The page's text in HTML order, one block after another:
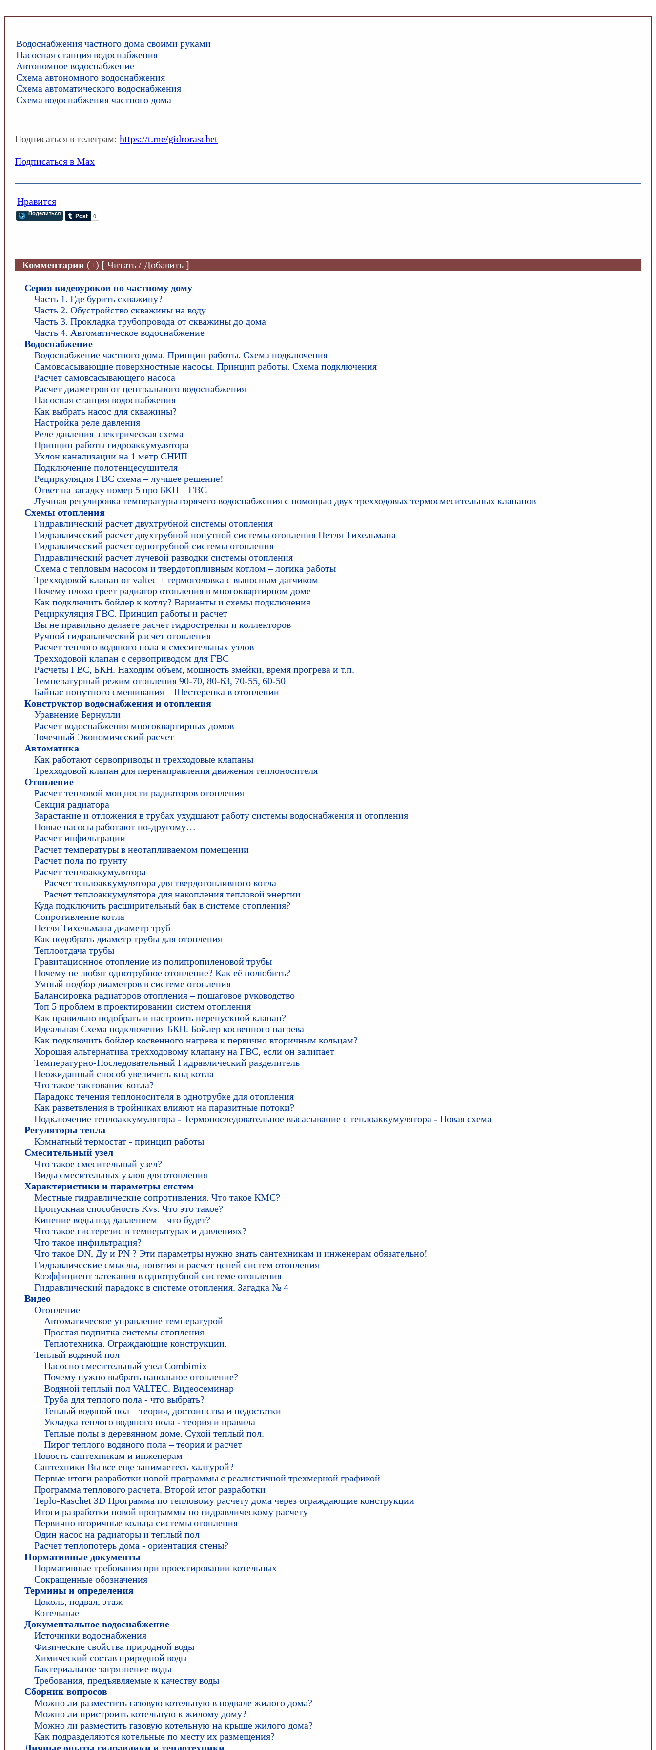
Водоснабжения частного дома своими руками
Насосная станция водоснабжения
Автономное водоснабжение
Схема автономного водоснабжения
Схема автоматического водоснабжения
Схема водоснабжения частного дома
Подписаться в телеграм: https://t.me/gidroraschet
Подписаться в Max
Нравится
Поделиться
Комментарии (+) [ Читать / Добавить ]
Серия видеоуроков по частному дому
Часть 1. Где бурить скважину?
Часть 2. Обустройство скважины на воду
Часть 3. Прокладка трубопровода от скважины до дома
Часть 4. Автоматическое водоснабжение
Водоснабжение
Водоснабжение частного дома. Принцип работы. Схема подключения
Самовсасывающие поверхностные насосы. Принцип работы. Схема подключения
Расчет самовсасывающего насоса
Расчет диаметров от центрального водоснабжения
Насосная станция водоснабжения
Как выбрать насос для скважины?
Настройка реле давления
Реле давления электрическая схема
Принцип работы гидроаккумулятора
Уклон канализации на 1 метр СНИП
Подключение полотенцесушителя
Рециркуляция ГВС схема – лучшее решение!
Ответ на загадку номер 5 про БКН – ГВС
Лучшая регулировка температуры горячего водоснабжения с помощью двух трехходовых термосмесительных клапанов
Схемы отопления
Гидравлический расчет двухтрубной системы отопления
Гидравлический расчет двухтрубной попутной системы отопления Петля Тихельмана
Гидравлический расчет однотрубной системы отопления
Гидравлический расчет лучевой разводки системы отопления
Схема с тепловым насосом и твердотопливным котлом – логика работы
Трехходовой клапан от valtec + термоголовка с выносным датчиком
Почему плохо греет радиатор отопления в многоквартирном доме
Как подключить бойлер к котлу? Варианты и схемы подключения
Рециркуляция ГВС. Принцип работы и расчет
Вы не правильно делаете расчет гидрострелки и коллекторов
Ручной гидравлический расчет отопления
Расчет теплого водяного пола и смесительных узлов
Трехходовой клапан с сервоприводом для ГВС
Расчеты ГВС, БКН. Находим объем, мощность змейки, время прогрева и т.п.
Температурный режим отопления 90-70, 80-63, 70-55, 60-50
Байпас попутного смешивания – Шестеренка в отоплении
Конструктор водоснабжения и отопления
Уравнение Бернулли
Расчет водоснабжения многоквартирных домов
Точечный Экономический расчет
Автоматика
Как работают сервоприводы и трехходовые клапаны
Трехходовой клапан для перенаправления движения теплоносителя
Отопление
Расчет тепловой мощности радиаторов отопления
Секция радиатора
Зарастание и отложения в трубах ухудшают работу системы водоснабжения и отопления
Новые насосы работают по-другому…
Расчет инфильтрации
Расчет температуры в неотапливаемом помещении
Расчет пола по грунту
Расчет теплоаккумулятора
Расчет теплоаккумулятора для твердотопливного котла
Расчет теплоаккумулятора для накопления тепловой энергии
Куда подключить расширительный бак в системе отопления?
Сопротивление котла
Петля Тихельмана диаметр труб
Как подобрать диаметр трубы для отопления
Теплоотдача трубы
Гравитационное отопление из полипропиленовой трубы
Почему не любят однотрубное отопление? Как её полюбить?
Умный подбор диаметров в системе отопления
Балансировка радиаторов отопления – пошаговое руководство
Топ 5 проблем в проектировании систем отопления
Как правильно подобрать и настроить перепускной клапан?
Идеальная Схема подключения БКН. Бойлер косвенного нагрева
Как подключить бойлер косвенного нагрева к первично вторичным кольцам?
Хорошая альтернатива трехходовому клапану на ГВС, если он залипает
Температурно-Последовательный Гидравлический разделитель
Неожиданный способ увеличить кпд котла
Что такое тактование котла?
Парадокс течения теплоносителя в однотрубке для отопления
Как разветвления в тройниках влияют на паразитные потоки?
Подключение теплоаккумулятора - Термопоследовательное высасывание с теплоаккумулятора - Новая схема
Регуляторы тепла
Комнатный термостат - принцип работы
Смесительный узел
Что такое смесительный узел?
Виды смесительных узлов для отопления
Характеристики и параметры систем
Местные гидравлические сопротивления. Что такое КМС?
Пропускная способность Kvs. Что это такое?
Кипение воды под давлением – что будет?
Что такое гистерезис в температурах и давлениях?
Что такое инфильтрация?
Что такое DN, Ду и PN ? Эти параметры нужно знать сантехникам и инженерам обязательно!
Гидравлические смыслы, понятия и расчет цепей систем отопления
Коэффициент затекания в однотрубной системе отопления
Гидравлический парадокс в системе отопления. Загадка № 4
Видео
Отопление
Автоматическое управление температурой
Простая подпитка системы отопления
Теплотехника. Ограждающие конструкции.
Теплый водяной пол
Насосно смесительный узел Combimix
Почему нужно выбрать напольное отопление?
Водяной теплый пол VALTEC. Видеосеминар
Труба для теплого пола - что выбрать?
Теплый водяной пол – теория, достоинства и недостатки
Укладка теплого водяного пола - теория и правила
Теплые полы в деревянном доме. Сухой теплый пол.
Пирог теплого водяного пола – теория и расчет
Новость сантехникам и инженерам
Сантехники Вы все еще занимаетесь халтурой?
Первые итоги разработки новой программы с реалистичной трехмерной графикой
Программа теплового расчета. Второй итог разработки
Teplo-Raschet 3D Программа по тепловому расчету дома через ограждающие конструкции
Итоги разработки новой программы по гидравлическому расчету
Первично вторичные кольца системы отопления
Один насос на радиаторы и теплый пол
Расчет теплопотерь дома - ориентация стены?
Нормативные документы
Нормативные требования при проектировании котельных
Сокращенные обозначения
Термины и определения
Цоколь, подвал, этаж
Котельные
Документальное водоснабжение
Источники водоснабжения
Физические свойства природной воды
Химический состав природной воды
Бактериальное загрязнение воды
Требования, предъявляемые к качеству воды
Сборник вопросов
Можно ли разместить газовую котельную в подвале жилого дома?
Можно ли пристроить котельную к жилому дому?
Можно ли разместить газовую котельную на крыше жилого дома?
Как подразделяются котельные по месту их размещения?
Личные опыты гидравлики и теплотехники